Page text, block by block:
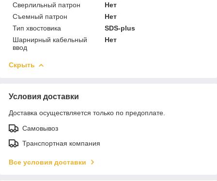
Сверлильный патрон
Нет
Съемный патрон
Нет
Тип хвостовика
SDS-plus
Шарнирный кабельный
ввод
Нет
Скрыть
Условия доставки
Доставка осуществляется только по предоплате.
Самовывоз
Транспортная компания
Все условия доставки